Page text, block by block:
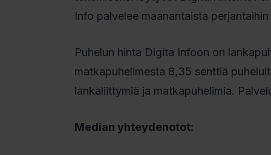
Info palvelee maanantaista
Puhelun hinta Digita Infoon on
matkapuhelimesta 8,35 senttiä
lankaliittymiä ja matkapuhelimia.
Median yhteydenotot: